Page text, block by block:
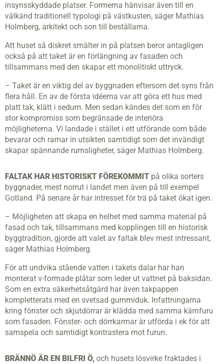
insynsskyddade platser. Formerna hänvisar även till en
välkänd traditionell typologi på västkusten, säger Mathias
Holmberg, arkitekt och son till beställarna.
Att huset så diskret smälter in på platsen beror antagligen
också på att taket är en förlängning av fasaden och
tillsammans med den skapar ett monolitiskt uttryck.
– Taket är en viktig del av byggnaden eftersom det syns från
flera håll. En av de första idéerna var att göra ett hus med
platt tak, klätt i sedum. Men sedan kändes det som en för
stor kompromiss som begränsade de interiöra
möjligheterna. Vi landade i stället i ett utförande som både
bevarar och ramar in utsikten samtidigt som det invändigt
skapar spännande rumsligheter, säger Mathias Holmberg.
FALTAK HAR HISTORISKT FÖREKOMMIT på olika sorters
byggnader, mest norrut i landet men även på till exempel
Gotland. På senare år har intresset för trä på taket ökat igen.
– Möjligheten att skapa en helhet med samma material på
fasad och tak, tillsammans med kopplingen till en historisk
byggtradition, gjorde att valet av faltak blev mest intressant,
säger Mathias Holmberg.
För att undvika stående vatten i takets dalar har han
monterat v-formade plåtar som leder ut vattnet på baksidan.
Som en extra säkerhetsåtgärd har även takpappen
kompletterats med en svetsad gummiduk. Infattningarna
kring fönster och skjutdörrar är klädda med samma kärnfuru
som fasaden. Fönster- och dörrkarmar är utförda i ek för att
samspela och samtidigt kontrastera mot furun.
BRÄNNÖ ÄR EN BILFRI Ö, och husets lösvirke fraktades i